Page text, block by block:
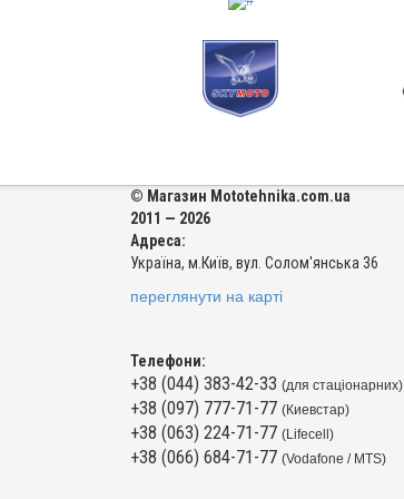
© Магазин Mototehnika.com.ua
2011 — 2026
Адреса:
Україна, м.Київ, вул. Солом'янська 36
переглянути на карті
Телефони:
+38 (044) 383-42-33 (для стаціонарних)
+38 (097) 777-71-77 (Киевстар)
+38 (063) 224-71-77 (Lifecell)
+38 (066) 684-71-77 (Vodafone / MTS)